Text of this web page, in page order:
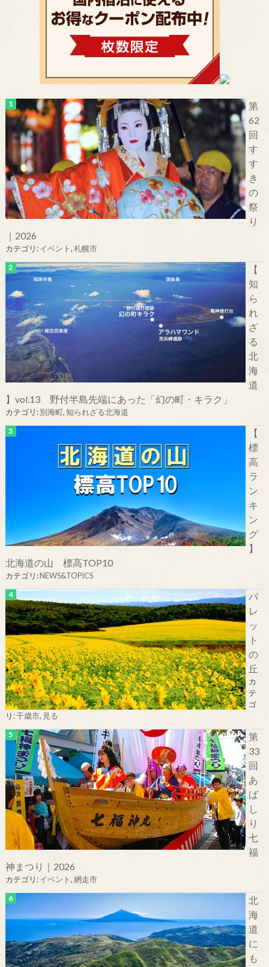
第
62
回
す
す
き
の
祭
り
｜2026
カテゴリ:イベント,札幌市
【
知
ら
れ
ざ
る
北
海
道
】vol.13 野付半島先端にあった「幻の町・キラク」
カテゴリ:別海町,知られざる北海道
【
標
高
ラ
ン
キ
ン
グ
】
北海道の山 標高TOP10
カテゴリ:NEWS&TOPICS
パ
レ
ッ
ト
の
丘
カ
テ
ゴ
リ:千歳市, 見る
第
33
回
あ
ば
し
り
七
福
神まつり｜2026
カテゴリ:イベント,網走市
北
海
道
に
も